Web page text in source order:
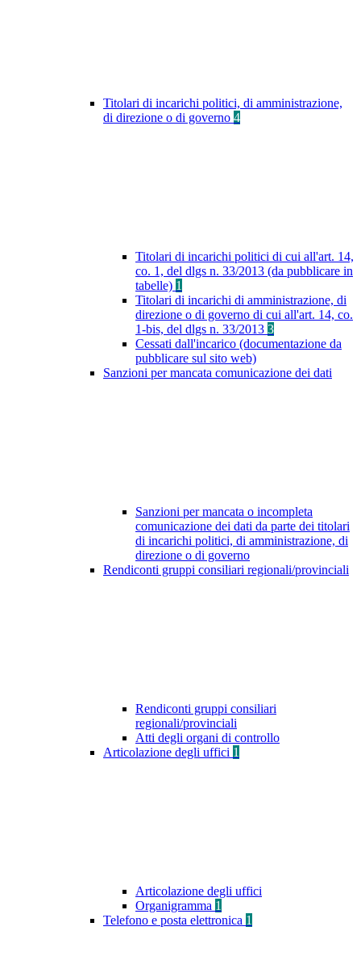
Titolari di incarichi politici, di amministrazione,
di direzione o di governo 4
Titolari di incarichi politici di cui all'art. 14,
co. 1, del dlgs n. 33/2013 (da pubblicare in
tabelle) 1
Titolari di incarichi di amministrazione, di
direzione o di governo di cui all'art. 14, co.
1-bis, del dlgs n. 33/2013 3
Cessati dall'incarico (documentazione da
pubblicare sul sito web)
Sanzioni per mancata comunicazione dei dati
Sanzioni per mancata o incompleta
comunicazione dei dati da parte dei titolari
di incarichi politici, di amministrazione, di
direzione o di governo
Rendiconti gruppi consiliari regionali/provinciali
Rendiconti gruppi consiliari
regionali/provinciali
Atti degli organi di controllo
Articolazione degli uffici 1
Articolazione degli uffici
Organigramma 1
Telefono e posta elettronica 1